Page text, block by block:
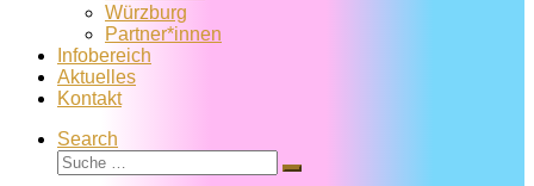
Würzburg
Partner*innen
Infobereich
Aktuelles
Kontakt
Search
Suche
Suche